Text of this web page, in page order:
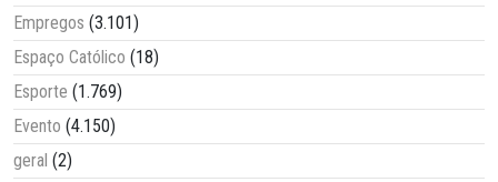
Empregos (3.101)
Espaço Católico (18)
Esporte (1.769)
Evento (4.150)
geral (2)